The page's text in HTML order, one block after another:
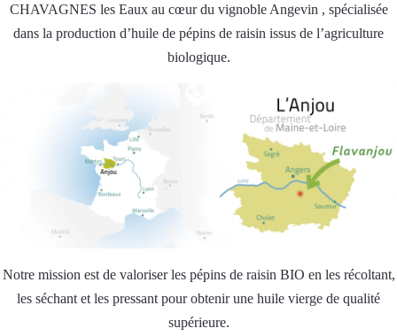
CHAVAGNES les Eaux au cœur du vignoble Angevin , spécialisée
dans la production d’huile de pépins de raisin issus de l’agriculture
biologique.
Notre mission est de valoriser les pépins de raisin BIO en les récoltant,
les séchant et les pressant pour obtenir une huile vierge de qualité
supérieure.